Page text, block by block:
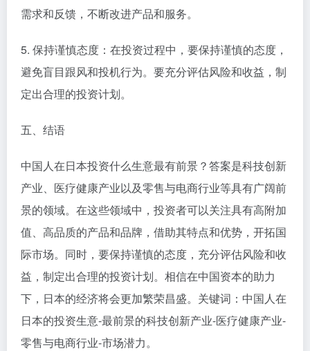
需求和反馈，不断改进产品和服务。
5. 保持谨慎态度：在投资过程中，要保持谨慎的态度，
避免盲目跟风和投机行为。要充分评估风险和收益，制
定出合理的投资计划。
五、结语
中国人在日本投资什么生意最有前景？答案是科技创新
产业、医疗健康产业以及零售与电商行业等具有广阔前
景的领域。在这些领域中，投资者可以关注具有高附加
值、高品质的产品和品牌，借助其特点和优势，开拓国
际市场。同时，要保持谨慎的态度，充分评估风险和收
益，制定出合理的投资计划。相信在中国资本的助力
下，日本的经济将会更加繁荣昌盛。关键词：中国人在
日本的投资生意-最前景的科技创新产业-医疗健康产业-
零售与电商行业-市场潜力。